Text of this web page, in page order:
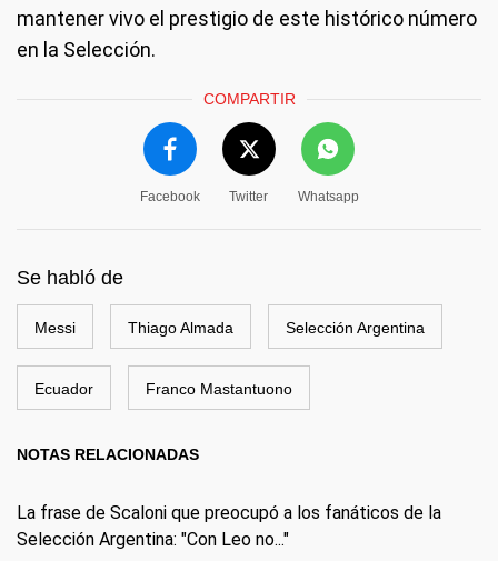
mantener vivo el prestigio de este histórico número
en la Selección.
COMPARTIR
Facebook Twitter Whatsapp
Se habló de
Messi Thiago Almada Selección Argentina
Ecuador Franco Mastantuono
NOTAS RELACIONADAS
La frase de Scaloni que preocupó a los fanáticos de la
Selección Argentina: "Con Leo no..."